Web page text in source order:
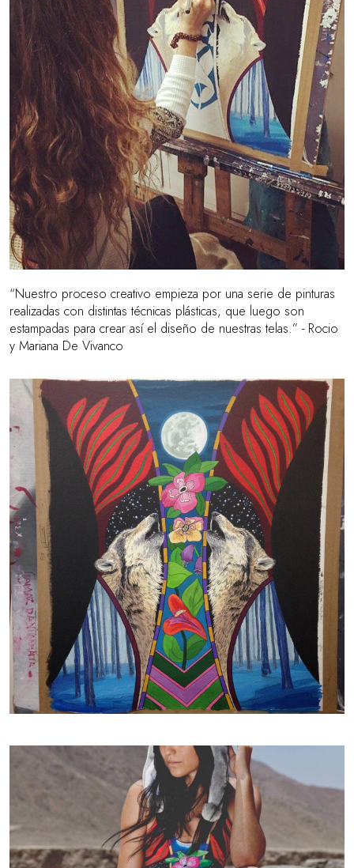
“Nuestro proceso creativo empieza por una serie de pinturas
realizadas con distintas técnicas plásticas, que luego son
estampadas para crear así el diseño de nuestras telas.” - Rocio
y Mariana De Vivanco